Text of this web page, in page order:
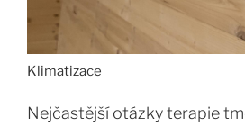
Klimatizace
Nejčastější otázky terapie